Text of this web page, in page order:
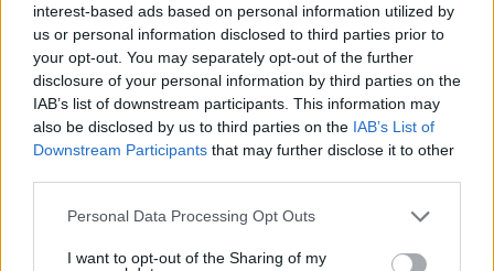
interest-based ads based on personal information utilized by
us or personal information disclosed to third parties prior to
your opt-out. You may separately opt-out of the further
disclosure of your personal information by third parties on the
IAB’s list of downstream participants. This information may
also be disclosed by us to third parties on the IAB’s List of
Downstream Participants that may further disclose it to other
Please note that this website/app uses one or more Google
not limited to your visit or usage behaviour. You may click to
Personal Data Processing Opt Outs
I want to opt-out of the Sharing of my
ΔΕΙΤΕ ΟΛΕΣ ΤΙΣ ΕΙΔΗΣΕΙΣ
ΤΑ ΠΙΟ ΔΗΜΟΦΙΛΗ